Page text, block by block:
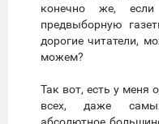
конечно же,
предвыборную
дорогие читатели,
можем?
Так вот, есть у меня
всех, даже